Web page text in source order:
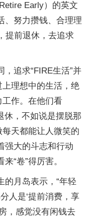
Early）的英文
、努力攒钱、合理理
提前退休，去追求
追求“FIRE生活”并
上理想中的生活，绝
工作。在他们看
休，不如说是摆脱那
每天都能让人微笑的
强大的斗志和行动
“卷”得厉害。
的月岛表示，“年轻
人是‘提前消费，享
，感觉没有闲钱去